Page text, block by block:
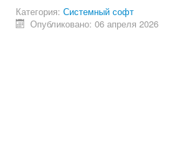
Категория: Системный софт
Опубликовано: 06 апреля 2026